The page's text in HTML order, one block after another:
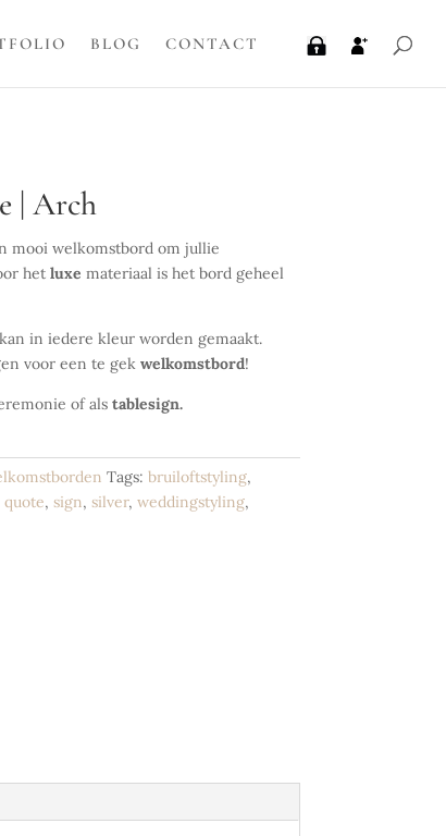
BLOG CONTACT
| Arch
mooi welkomstbord om jullie
het luxe materiaal is het bord geheel
in iedere kleur worden gemaakt.
voor een te gek welkomstbord!
of als tablesign.
Tags: bruiloftstyling,
quote, sign, silver, weddingstyling,